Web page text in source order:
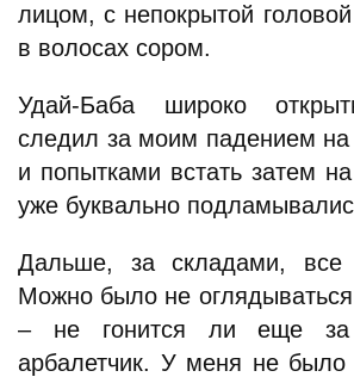
лицом, с непокрытой
в волосах сором.
Удай-Баба широко
следил за моим падением
и попытками встать затем
уже буквально
Дальше, за складами, все
Можно было не
– не гонится ли еще
арбалетчик. У меня не было